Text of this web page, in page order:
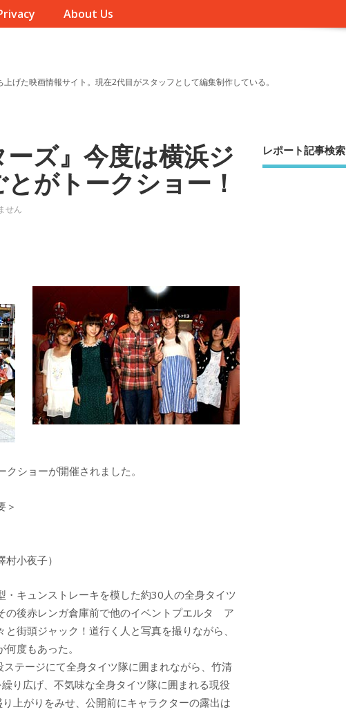
About Us
げた映画情報サイト。現在2代目がスタッフとして編集制作している。
ズ』今度は横浜ジ
がトークショー！
せん
ショーが開催されました。
＞
小夜子）
キュンストレーキを模した約30人の全身タイツ
の後赤レンガ倉庫前で他のイベントプエルタ ア
街頭ジャック！道行く人と写真を撮りながら、
度もあった。
テージにて全身タイツ隊に囲まれながら、竹清
り広げ、不気味な全身タイツ隊に囲まれる現役
上がりをみせ、公開前にキャラクターの露出は
レポート記事検索